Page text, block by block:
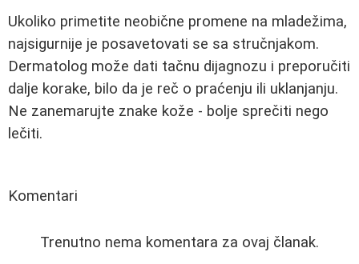
Ukoliko primetite neobične promene na mladežima,
najsigurnije je posavetovati se sa stručnjakom.
Dermatolog može dati tačnu dijagnozu i preporučiti
dalje korake, bilo da je reč o praćenju ili uklanjanju.
Ne zanemarujte znake kože - bolje sprečiti nego
lečiti.
Komentari
Trenutno nema komentara za ovaj članak.